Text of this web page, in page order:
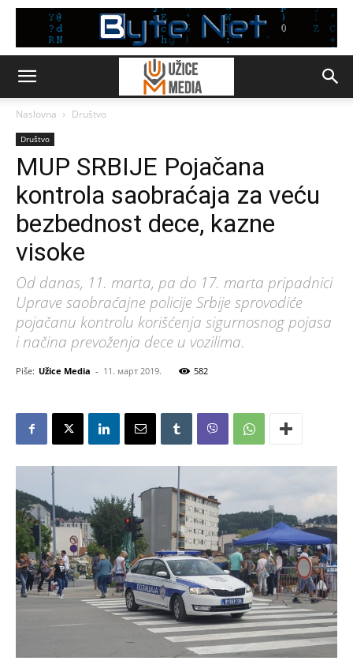
Naslovna Društvo
Društvo
MUP SRBIJE Pojačana
kontrola saobraćaja za veću
bezbednost dece, kazne
visoke
Od danas, 11. marta, pa do 17. marta pripadnici
Uprave saobraćajne policije Srbije sprovodiće
pojačanu kontrolu korišćenja sigurnosnog pojasa
i načina prevoženja dece u vozilima.
Piše: Užice Media - 11. март 2019. 582